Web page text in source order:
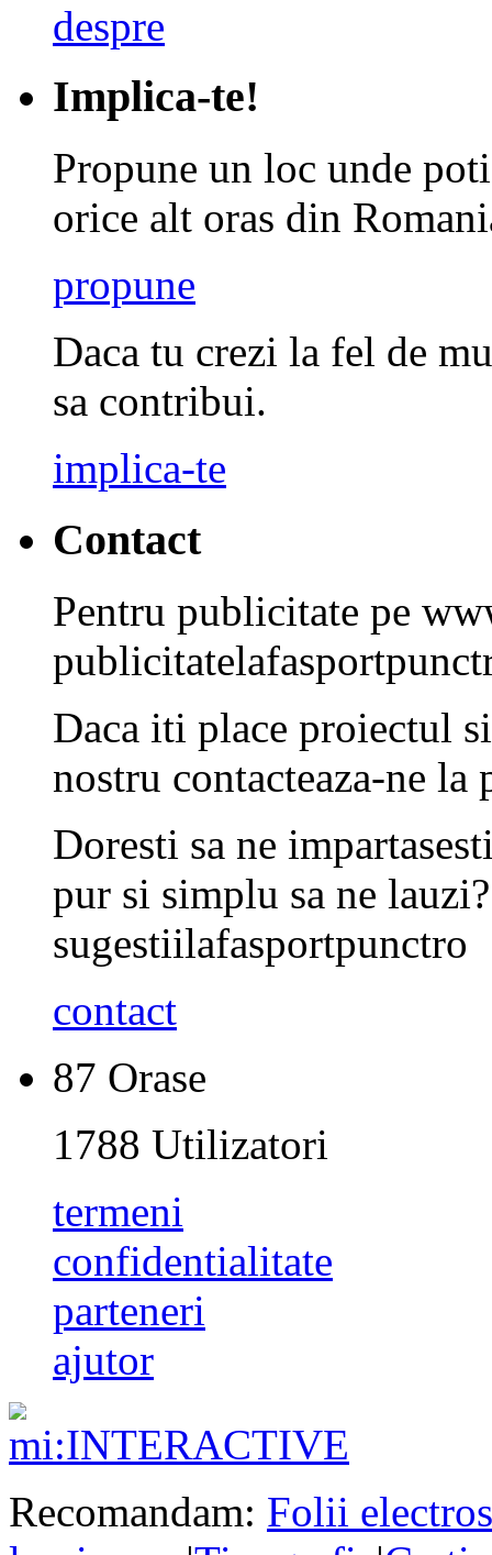
despre
Implica-te!
Propune un loc unde
orice alt oras din
propune
Daca tu crezi la fel de
sa contribui.
implica-te
Contact
Pentru publicitate pe
publicitatelafasportpunct
Daca iti place proiectul
nostru contacteaza-ne la
Doresti sa ne
pur si simplu sa ne
sugestiilafasportpunctro
contact
87 Orase
1788 Utilizatori
termeni
confidentialitate
parteneri
ajutor
Recomandam: Folii